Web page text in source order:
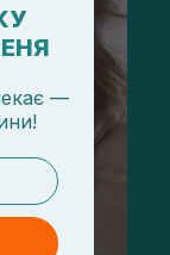
—